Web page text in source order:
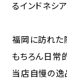
るインドネシ
福岡に訪れた
もちろん日常
当店自慢の逸